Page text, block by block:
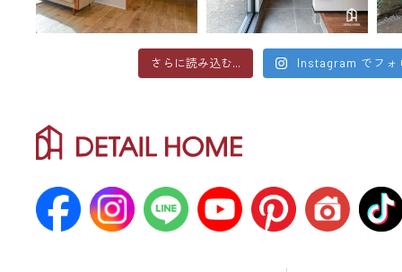
さらに読み込む... Instagram でフォ